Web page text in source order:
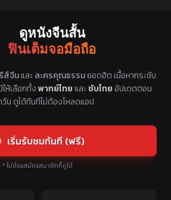
ดูหนังจีนสั้น
ฟินเต็มจอมือถือ
ง พากย์ไทย ซับไทย
ส์จีนและ ละครคุณธรรมยอดฮิต เนื้อหากระชับ
ห้เลือกทั้งพากย์ไทยและ ซับไทยอัปเดตตอน
วัน ดูได้ทันทีไม่ต้องโหลดแอป
เริ่มรับชมทันที (ฟรี)
* ไม่ต้องสมัครสมาชิกก็ดูได้